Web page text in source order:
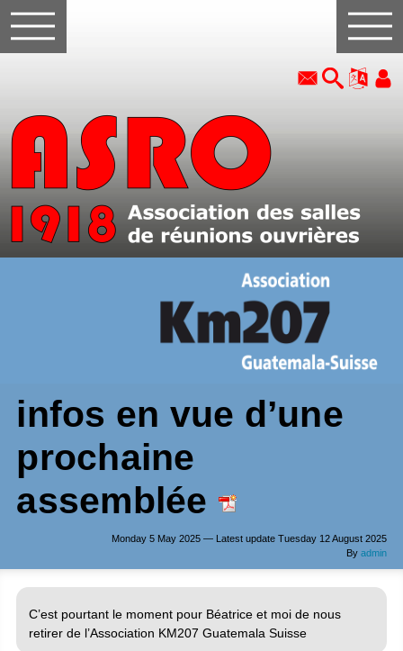
infos en vue d’une
prochaine
assemblée
Monday 5 May 2025 — Latest update Tuesday 12 August 2025
By admin
C’est pourtant le moment pour Béatrice et moi de nous
retirer de l’Association KM207 Guatemala Suisse